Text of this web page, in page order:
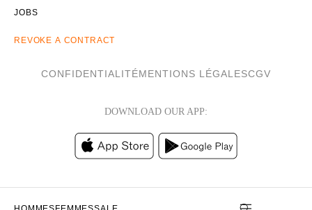
JOBS
REVOKE A CONTRACT
CONFIDENTIALITÉMENTIONS LÉGALESCGV
DOWNLOAD OUR APP: